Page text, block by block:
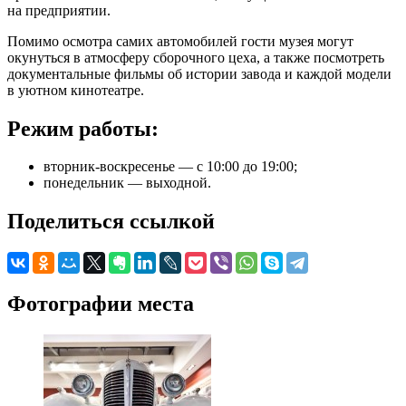
на предприятии.
Помимо осмотра самих автомобилей гости музея могут
окунуться в атмосферу сборочного цеха, а также посмотреть
документальные фильмы об истории завода и каждой модели
в уютном кинотеатре.
Режим работы:
вторник-воскресенье — с 10:00 до 19:00;
понедельник — выходной.
Поделиться ссылкой
Фотографии места